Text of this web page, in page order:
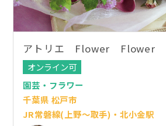
アトリエ Flower Flower
オンライン可
園芸・フラワー
千葉県 松戸市
JR常磐線(上野～取手)・北小金駅